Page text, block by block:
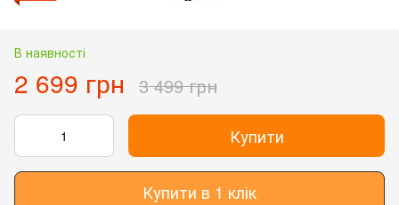
В наявності
2 699 грн 3 499 грн
Купити
Купити в 1 клік